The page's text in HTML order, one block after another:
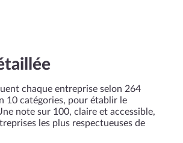
chaque entreprise selon 264
10 catégories, pour établir le
note sur 100, claire et accessible,
les plus respectueuses de